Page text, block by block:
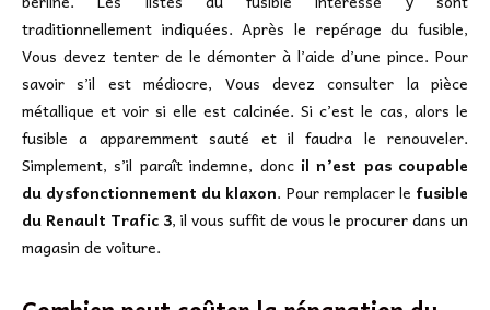
traditionnellement indiquées. Après le repérage du fusible,
Vous devez tenter de le démonter à l’aide d’une pince. Pour
savoir s’il est médiocre, Vous devez consulter la pièce
métallique et voir si elle est calcinée. Si c’est le cas, alors le
fusible a apparemment sauté et il faudra le renouveler.
Simplement, s’il paraît indemne, donc il n’est pas coupable
du dysfonctionnement du klaxon. Pour remplacer le fusible
du Renault Trafic 3, il vous suffit de vous le procurer dans un
magasin de voiture.